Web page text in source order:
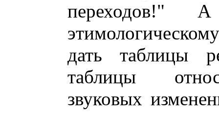
переходов!"
дать таблицы
таблицы
звуковых